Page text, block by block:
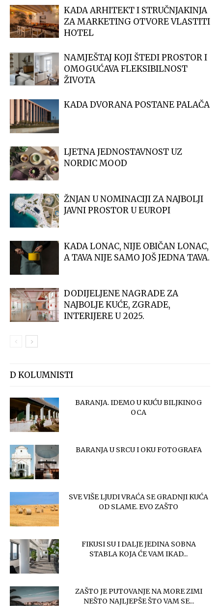
KADA ARHITEKT I STRUČNJAKINJA
ZA MARKETING OTVORE VLASTITI
HOTEL
NAMJEŠTAJ KOJI ŠTEDI PROSTOR I
OMOGUĆAVA FLEKSIBILNOST
ŽIVOTA
KADA DVORANA POSTANE PALAČA
LJETNA JEDNOSTAVNOST UZ
NORDIC MOOD
ŽNJAN U NOMINACIJI ZA NAJBOLJI
JAVNI PROSTOR U EUROPI
KADA LONAC, NIJE OBIČAN LONAC,
A TAVA NIJE SAMO JOŠ JEDNA TAVA.
DODIJELJENE NAGRADE ZA
NAJBOLJE KUĆE, ZGRADE,
INTERIJERE U 2025.
D KOLUMNISTI
BARANJA. IDEMO U KUĆU BILJKINOG
OCA
BARANJA U SRCU I OKU FOTOGRAFA
SVE VIŠE LJUDI VRAĆA SE GRADNJI KUĆA
OD SLAME. EVO ZAŠTO
FIKUSI SU I DALJE JEDINA SOBNA
STABLA KOJA ĆE VAM IKAD...
ZAŠTO JE PUTOVANJE NA MORE ZIMI
NEŠTO NAJLJEPŠE ŠTO VAM SE...